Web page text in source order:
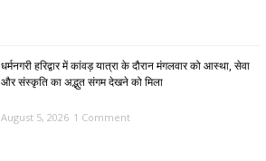
धर्मनगरी हरिद्वार में कांवड़ यात्रा के दौरान मंगलवार को आस्था, सेवा
और संस्कृति का अद्भुत संगम देखने को मिला
August 5, 2026 1 Comment